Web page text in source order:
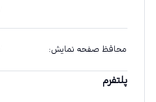
محافظ صفحه نمایش:
پلتفرم